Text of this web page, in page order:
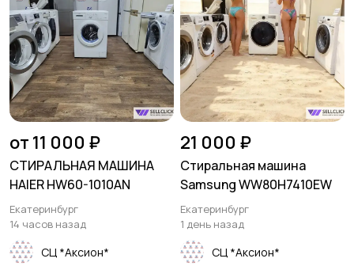
от 11 000 ₽
СТИРАЛЬНАЯ МАШИНА
HAIER HW60-1010AN
Екатеринбург
14 часов назад
СЦ *Аксион*
21 000 ₽
Стиральная машина
Samsung WW80H7410EW
Екатеринбург
1 день назад
СЦ *Аксион*